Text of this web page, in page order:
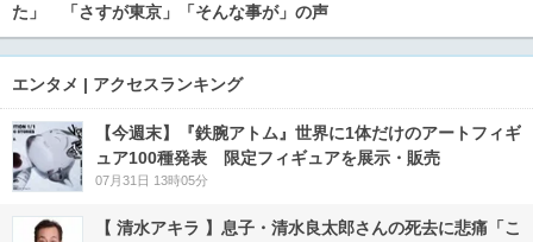
た」 「さすが東京」「そんな事が」の声
エンタメ | アクセスランキング
【今週末】『鉄腕アトム』世界に1体だけのアートフィギ
ュア100種発表 限定フィギュアを展示・販売
07月31日 13時05分
【 清水アキラ 】息子・清水良太郎さんの死去に悲痛「こ